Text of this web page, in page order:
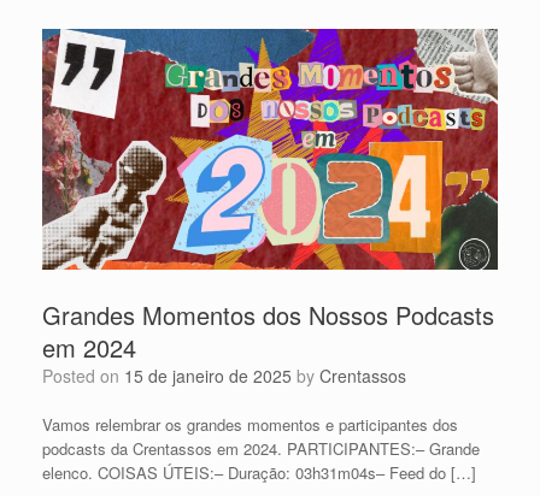
Grandes Momentos dos Nossos Podcasts
em 2024
Posted on 15 de janeiro de 2025 by Crentassos
Vamos relembrar os grandes momentos e participantes dos
podcasts da Crentassos em 2024. PARTICIPANTES:– Grande
elenco. COISAS ÚTEIS:– Duração: 03h31m04s– Feed do […]